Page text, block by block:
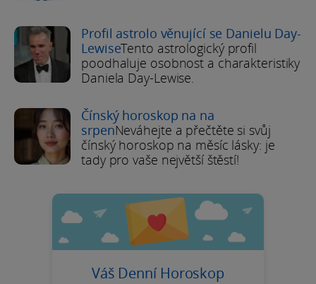
Profil astrolo věnující se Danielu Day-
LewiseTento astrologický profil
poodhaluje osobnost a charakteristiky
Daniela Day-Lewise.
Čínský horoskop na na
srpenNeváhejte a přečtěte si svůj
čínský horoskop na měsíc lásky: je
tady pro vaše největší štěstí!
Váš Denní Horoskop